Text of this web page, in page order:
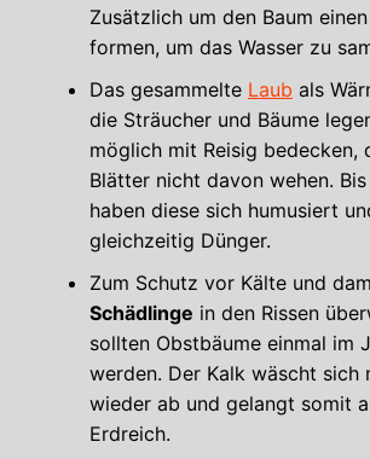
Zusätzlich um den Baum einen
formen, um das Wasser zu
Das gesammelte Laub als
die Sträucher und Bäume
möglich mit Reisig bedecken,
Blätter nicht davon wehen.
haben diese sich humusiert
gleichzeitig Dünger.
Zum Schutz vor Kälte und
Schädlinge in den Rissen
sollten Obstbäume einmal im
werden. Der Kalk wäscht sich
wieder ab und gelangt somit
Erdreich.